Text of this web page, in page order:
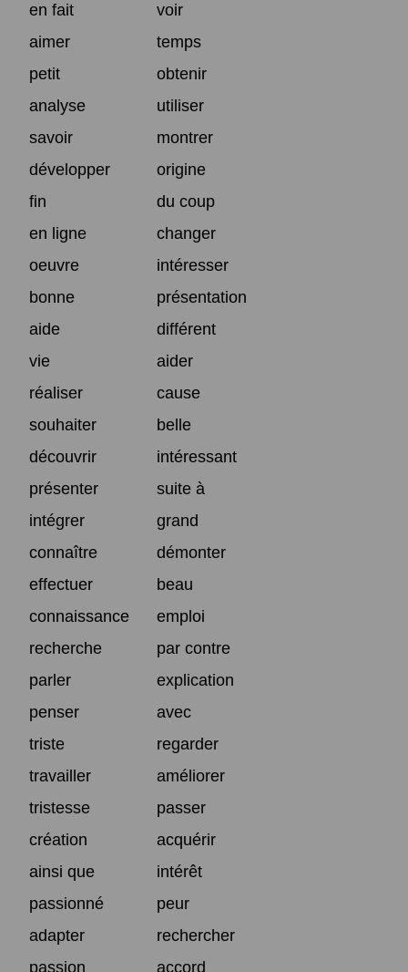
en fait
voir
aimer
temps
petit
obtenir
analyse
utiliser
savoir
montrer
développer
origine
fin
du coup
en ligne
changer
oeuvre
intéresser
bonne
présentation
aide
différent
vie
aider
réaliser
cause
souhaiter
belle
découvrir
intéressant
présenter
suite à
intégrer
grand
connaître
démonter
effectuer
beau
connaissance
emploi
recherche
par contre
parler
explication
penser
avec
triste
regarder
travailler
améliorer
tristesse
passer
création
acquérir
ainsi que
intérêt
passionné
peur
adapter
rechercher
passion
accord